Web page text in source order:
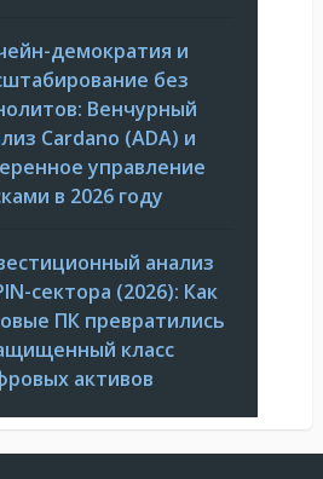
демократия и
без
Венчурный
Cardano (ADA) и
управление
в 2026 году
анализ
сектора (2026): Как
ПК превратились
класс
активов